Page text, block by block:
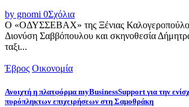
by gnomi 0Σχόλια
Ο «ΟΔΥΣΣΕΒΑΧ» της Ξένιας
Διονύση Σαββόπουλου και σκηνοθεσία
ταξι...
Έβρος Οικονομία
Ανοιχτή η πλατφόρμα myBusinessSupport για την
πυρόπληκτων επιχειρήσεων στη Σαμοθράκη